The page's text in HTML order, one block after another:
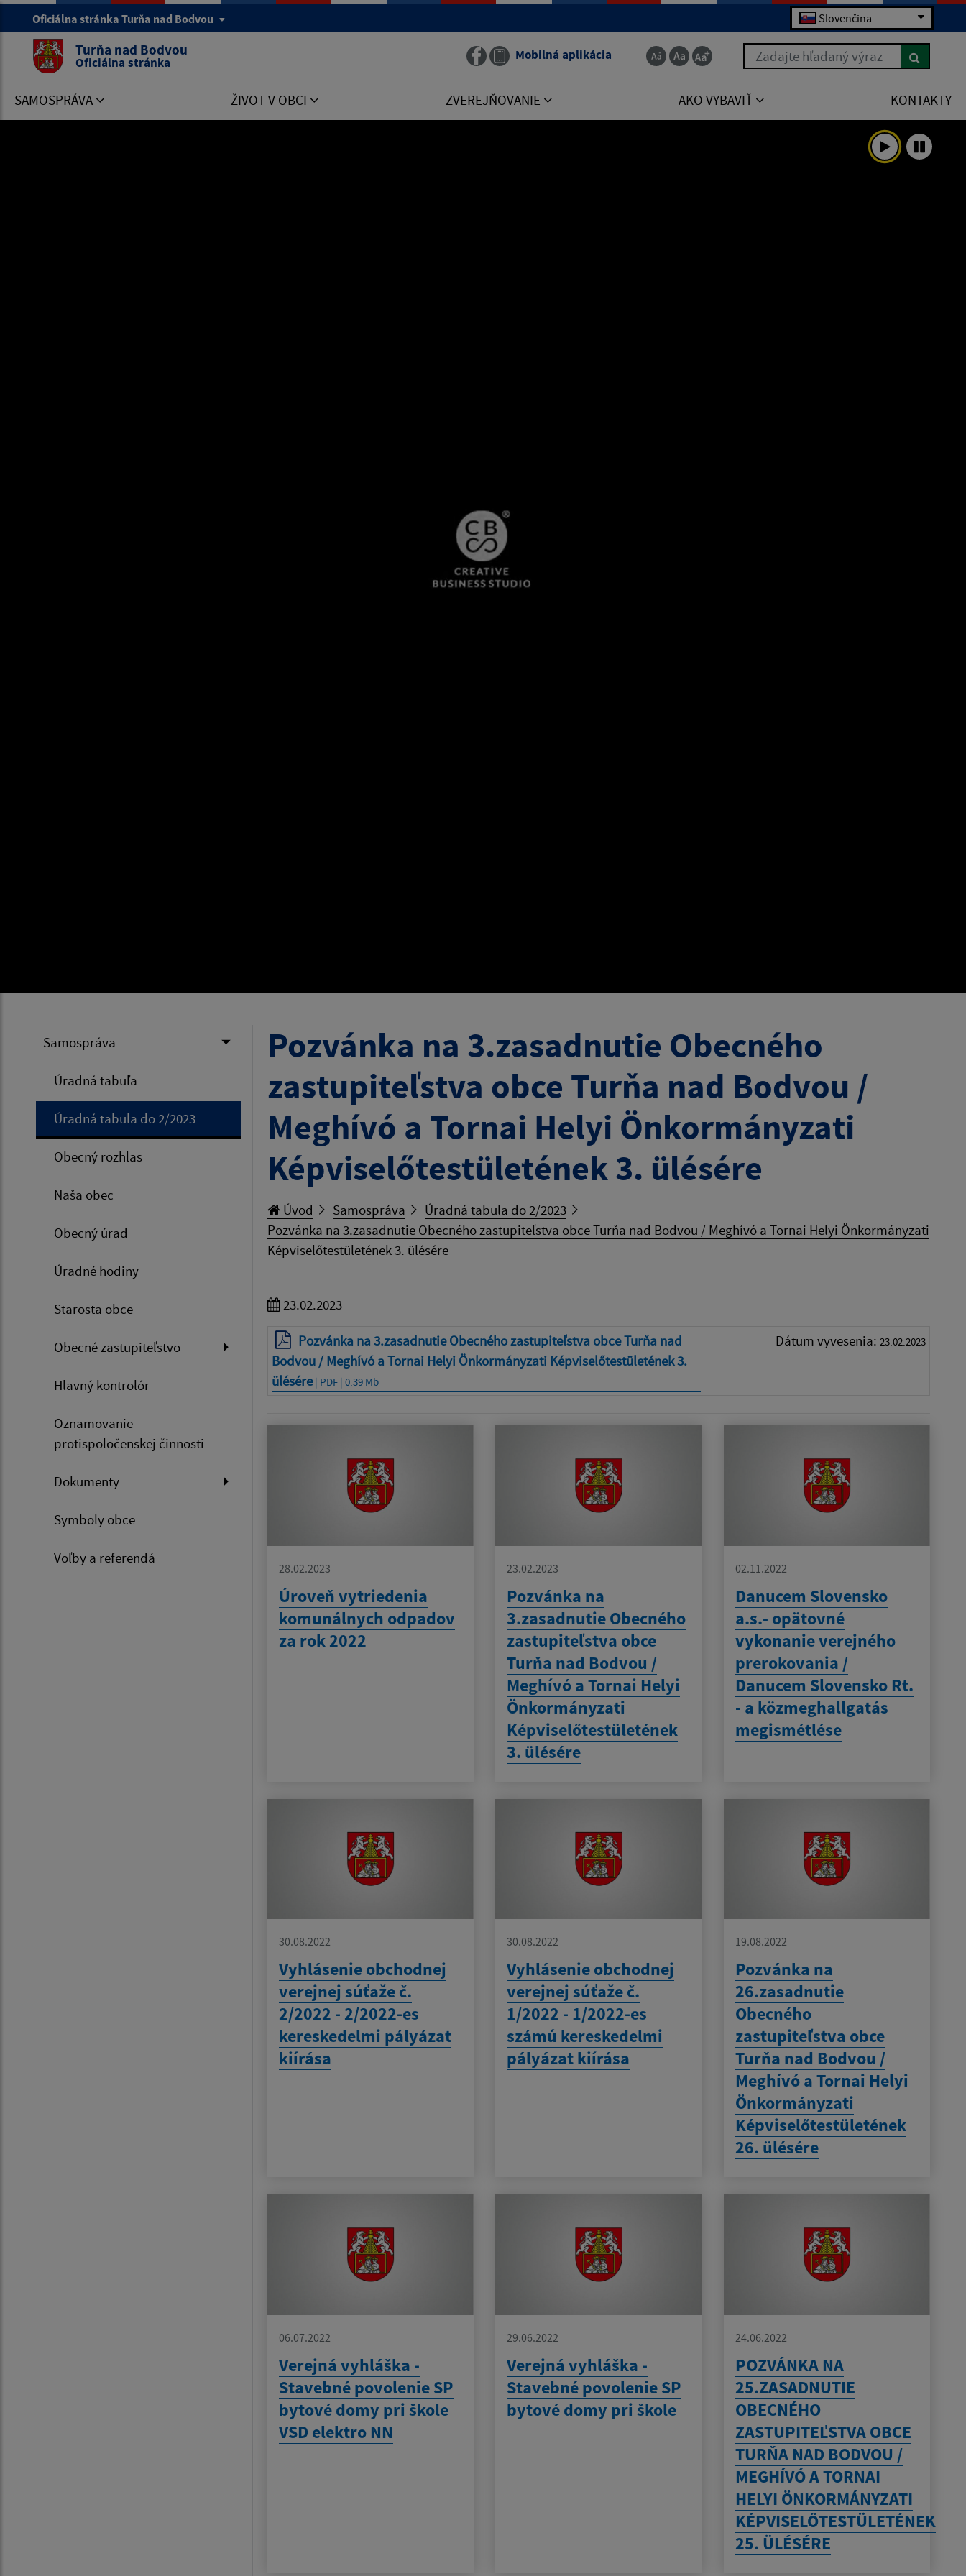
Oficiálna stránka Turňa nad Bodvou Slovenčina
Turňa nad Bodvou
Oficiálna stránka Mobilná aplikácia Zadajte hľadaný výraz
SAMOSPRÁVA ŽIVOT V OBCI ZVEREJŇOVANIE AKO VYBAVIŤ KONTAKTY
Samospráva
Úradná tabuľa
Úradná tabula do 2/2023
Obecný rozhlas
Naša obec
Obecný úrad
Úradné hodiny
Starosta obce
Obecné zastupiteľstvo
Hlavný kontrolór
Oznamovanie
protispoločenskej činnosti
Dokumenty
Symboly obce
Voľby a referendá
Pozvánka na 3.zasadnutie Obecného
zastupiteľstva obce Turňa nad Bodvou /
Meghívó a Tornai Helyi Önkormányzati
Képviselőtestületének 3. ülésére
Úvod Samospráva
Úradná tabula do 2/2023
Pozvánka na 3.zasadnutie Obecného zastupiteľstva obce Turňa nad Bodvou / Meghívó a Tornai Helyi Önkormányzati
Képviselőtestületének 3. ülésére
23.02.2023
Pozvánka na 3.zasadnutie Obecného zastupiteľstva obce Turňa nad
Bodvou / Meghívó a Tornai Helyi Önkormányzati Képviselőtestületének 3.
ülésére| PDF | 0.39 Mb
Dátum vyvesenia: 23.02.2023
28.02.2023
Úroveň vytriedenia
komunálnych odpadov
za rok 2022
23.02.2023
Pozvánka na
3.zasadnutie Obecného
zastupiteľstva obce
Turňa nad Bodvou /
Meghívó a Tornai Helyi
Önkormányzati
Képviselőtestületének
3. ülésére
02.11.2022
Danucem Slovensko
a.s.- opätovné
vykonanie verejného
prerokovania /
Danucem Slovensko Rt.
- a közmeghallgatás
megismétlése
30.08.2022
Vyhlásenie obchodnej
verejnej súťaže č.
2/2022 - 2/2022-es
kereskedelmi pályázat
kiírása
30.08.2022
Vyhlásenie obchodnej
verejnej súťaže č.
1/2022 - 1/2022-es
számú kereskedelmi
pályázat kiírása
19.08.2022
Pozvánka na
26.zasadnutie
Obecného
zastupiteľstva obce
Turňa nad Bodvou /
Meghívó a Tornai Helyi
Önkormányzati
Képviselőtestületének
26. ülésére
06.07.2022
Verejná vyhláška -
Stavebné povolenie SP
bytové domy pri škole
VSD elektro NN
29.06.2022
Verejná vyhláška -
Stavebné povolenie SP
bytové domy pri škole
24.06.2022
POZVÁNKA NA
25.ZASADNUTIE
OBECNÉHO
ZASTUPITEĽSTVA OBCE
TURŇA NAD BODVOU /
MEGHÍVÓ A TORNAI
HELYI ÖNKORMÁNYZATI
KÉPVISELŐTESTÜLETÉNEK
25. ÜLÉSÉRE